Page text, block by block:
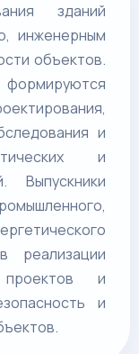
зданий
инженерным
объектов.
и
и
Выпускники
реализации
проектов и
и